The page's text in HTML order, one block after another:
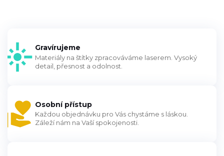
Gravírujeme
Materiály na štítky zpracováváme laserem. Vysoký
detail, přesnost a odolnost.
Osobní přístup
Každou objednávku pro Vás chystáme s láskou.
Záleží nám na Vaší spokojenosti.